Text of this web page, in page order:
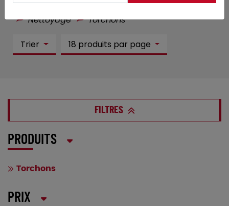
Nettoyage
Torchons
Trier 18 produits par page
FILTRES
PRODUITS
Torchons
PRIX